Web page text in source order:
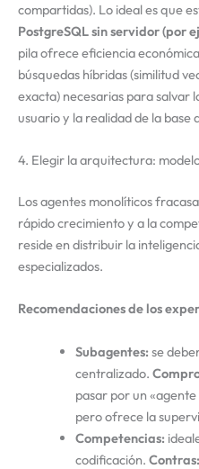
compartidas). Lo ideal es que
PostgreSQL sin servidor (por
pila ofrece eficiencia
búsquedas híbridas (similitud
exacta) necesarias para salvar
usuario y la realidad de la base
4. Elegir la arquitectura:
Los agentes monolíticos
rápido crecimiento y a la
reside en distribuir la
especializados.
Recomendaciones de los
Subagentes:se
centralizado.
pasar por un
pero ofrece la
Competencias:
codificación. Contras: